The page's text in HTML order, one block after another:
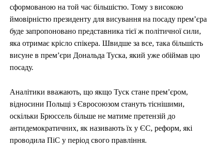
сформованою на той час більшістю. Тому з високою
ймовірністю президенту для висування на посаду прем’єра
буде запропоновано представника тієї ж політичної сили,
яка отримає крісло спікера. Швидше за все, така більшість
висуне в прем’єри Дональда Туска, який уже обіймав цю
посаду.
Аналітики вважають, що якщо Туск стане прем’єром,
відносини Польщі з Євросоюзом стануть тіснішими,
оскільки Брюссель більше не матиме претензій до
антидемократичних, як називають їх у ЄС, реформ, які
проводила ПіС у період свого правління.